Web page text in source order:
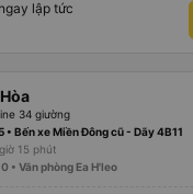
việc giữ im lặng (tắt âm thanh
hành khách khác ngủ. Ngoài ra,
để hành khách dễ dàng sử dụng.
lập tức
34 giường
• Bến xe Miền Đông cũ - Dãy 4B11
15 phút
• Văn phòng Ea H'leo